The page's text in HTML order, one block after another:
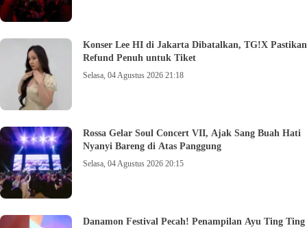
Konser Lee HI di Jakarta Dibatalkan, TG!X Pastikan
Refund Penuh untuk Tiket
Selasa, 04 Agustus 2026 21:18
Rossa Gelar Soul Concert VII, Ajak Sang Buah Hati
Nyanyi Bareng di Atas Panggung
Selasa, 04 Agustus 2026 20:15
Danamon Festival Pecah! Penampilan Ayu Ting Ting